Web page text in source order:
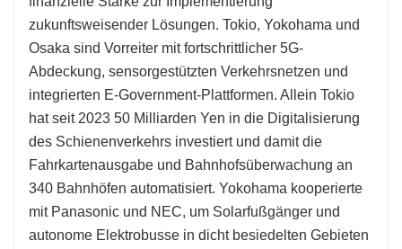
zukunftsweisender Lösungen. Tokio, Yokohama und
Osaka sind Vorreiter mit fortschrittlicher 5G-
Abdeckung, sensorgestützten Verkehrsnetzen und
integrierten E-Government-Plattformen. Allein Tokio
hat seit 2023 50 Milliarden Yen in die Digitalisierung
des Schienenverkehrs investiert und damit die
Fahrkartenausgabe und Bahnhofsüberwachung an
340 Bahnhöfen automatisiert. Yokohama kooperierte
mit Panasonic und NEC, um Solarfußgänger und
autonome Elektrobusse in dicht besiedelten Gebieten